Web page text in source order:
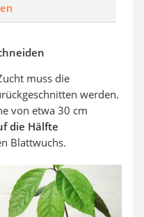
muss die
werden.
von etwa 30 cm
die Hälfte
Blattwuchs.